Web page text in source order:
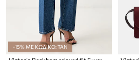
-15% ΜΕ ΚΩΔΙΚΟ: TAN